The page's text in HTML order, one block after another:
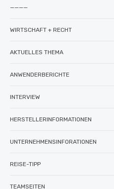
————
WIRTSCHAFT + RECHT
AKTUELLES THEMA
ANWENDERBERICHTE
INTERVIEW
HERSTELLERINFORMATIONEN
UNTERNEHMENSINFORATIONEN
REISE-TIPP
TEAMSEITEN